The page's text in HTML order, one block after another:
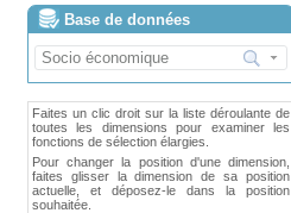
Base de données
Faites un clic droit sur la liste déroulante de
toutes les dimensions pour examiner les
fonctions de sélection élargies.
Pour changer la position d'une dimension,
faites glisser la dimension de sa position
actuelle, et déposez-le dans la position
souhaitée.